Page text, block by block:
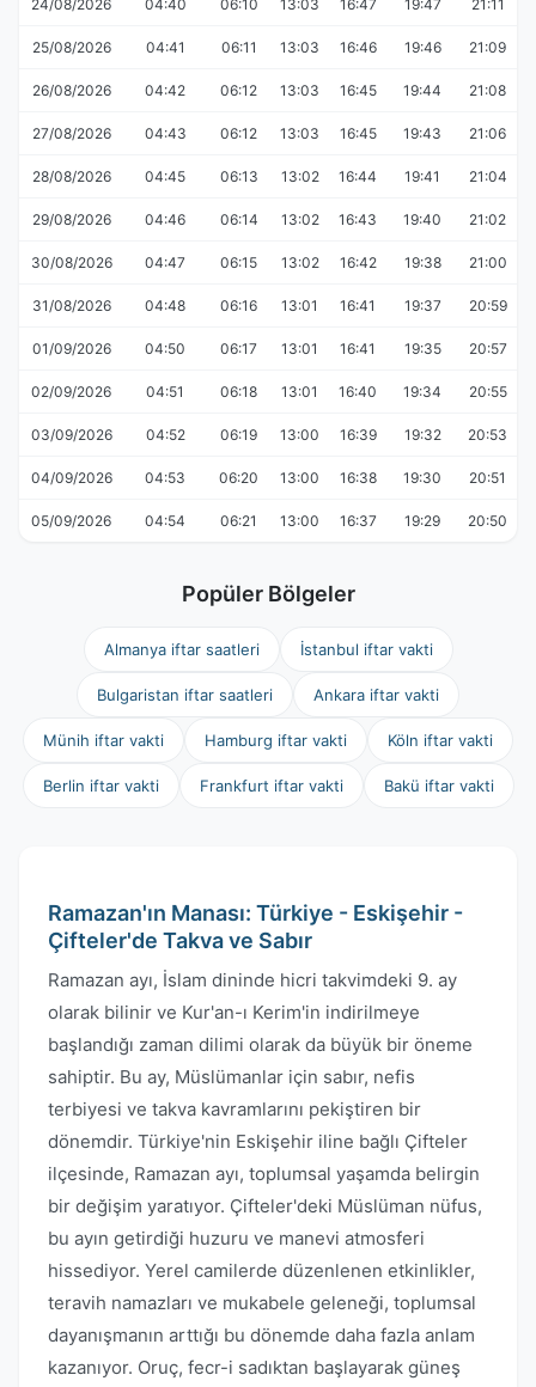
24/08/2026 04:40 06:10 13:03 16:47 19:47 21:11
25/08/2026 04:41 06:11 13:03 16:46 19:46 21:09
26/08/2026 04:42 06:12 13:03 16:45 19:44 21:08
27/08/2026 04:43 06:12 13:03 16:45 19:43 21:06
28/08/2026 04:45 06:13 13:02 16:44 19:41 21:04
29/08/2026 04:46 06:14 13:02 16:43 19:40 21:02
30/08/2026 04:47 06:15 13:02 16:42 19:38 21:00
31/08/2026 04:48 06:16 13:01 16:41 19:37 20:59
01/09/2026 04:50 06:17 13:01 16:41 19:35 20:57
02/09/2026 04:51 06:18 13:01 16:40 19:34 20:55
03/09/2026 04:52 06:19 13:00 16:39 19:32 20:53
04/09/2026 04:53 06:20 13:00 16:38 19:30 20:51
05/09/2026 04:54 06:21 13:00 16:37 19:29 20:50
Popüler Bölgeler
Almanya iftar saatleri İstanbul iftar vakti
Bulgaristan iftar saatleri Ankara iftar vakti
Münih iftar vakti Hamburg iftar vakti Köln iftar vakti
Berlin iftar vakti Frankfurt iftar vakti Bakü iftar vakti
Ramazan'ın Manası: Türkiye - Eskişehir -
Çifteler'de Takva ve Sabır
Ramazan ayı, İslam dininde hicri takvimdeki 9. ay
olarak bilinir ve Kur'an-ı Kerim'in indirilmeye
başlandığı zaman dilimi olarak da büyük bir öneme
sahiptir. Bu ay, Müslümanlar için sabır, nefis
terbiyesi ve takva kavramlarını pekiştiren bir
dönemdir. Türkiye'nin Eskişehir iline bağlı Çifteler
ilçesinde, Ramazan ayı, toplumsal yaşamda belirgin
bir değişim yaratıyor. Çifteler'deki Müslüman nüfus,
bu ayın getirdiği huzuru ve manevi atmosferi
hissediyor. Yerel camilerde düzenlenen etkinlikler,
teravih namazları ve mukabele geleneği, toplumsal
dayanışmanın arttığı bu dönemde daha fazla anlam
kazanıyor. Oruç, fecr-i sadıktan başlayarak güneş